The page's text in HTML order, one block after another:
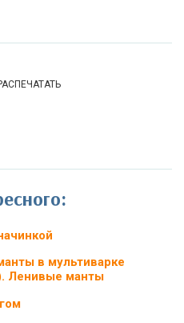
в мультиварке
Ленивые манты